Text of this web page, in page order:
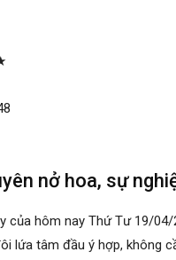
nở hoa, sự
của hôm nay Thứ Tư 19/
lứa tâm đầu ý hợp, không